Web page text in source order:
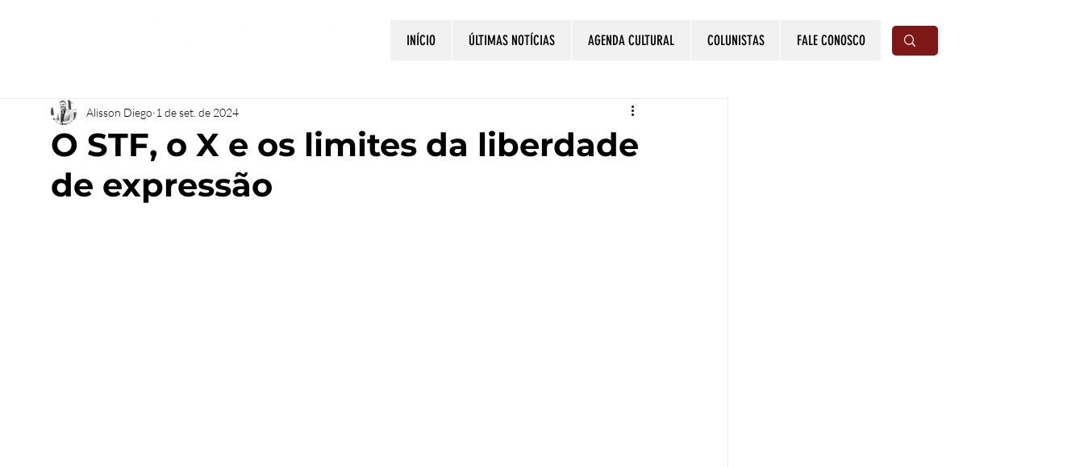
INÍCIO ÚLTIMAS NOTÍCIAS AGENDA CULTURAL COLUNISTAS FALE CONOSCO
O STF, o X e os limites da liberdade
de expressão
Alisson Diego 1 de set. de 2024